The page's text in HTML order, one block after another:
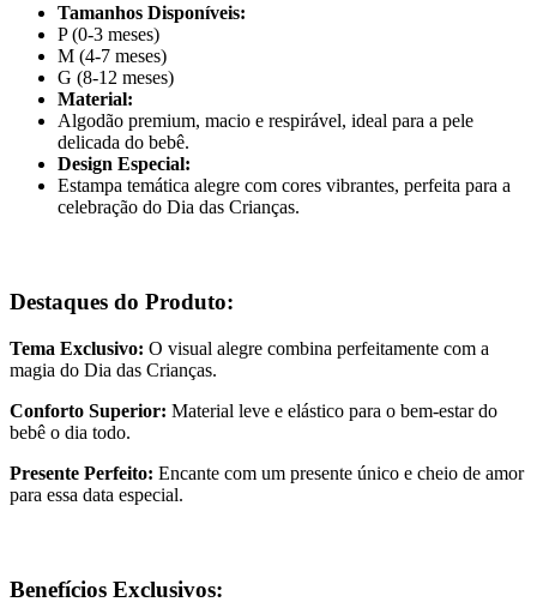
Tamanhos Disponíveis:
P (0-3 meses)
M (4-7 meses)
G (8-12 meses)
Material:
Algodão premium, macio e respirável, ideal para a pele
delicada do bebê.
Design Especial:
Estampa temática alegre com cores vibrantes, perfeita para a
celebração do Dia das Crianças.
Destaques do Produto:
Tema Exclusivo: O visual alegre combina perfeitamente com a
magia do Dia das Crianças.
Conforto Superior: Material leve e elástico para o bem-estar do
bebê o dia todo.
Presente Perfeito: Encante com um presente único e cheio de amor
para essa data especial.
Benefícios Exclusivos: